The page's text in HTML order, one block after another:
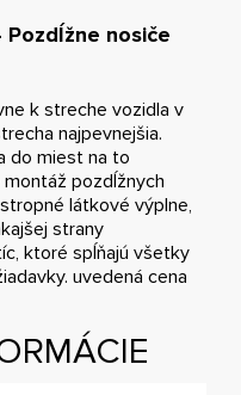
nosiče
k streche vozidla v
najpevnejšia.
do miest na to
pozdĺžnych
látkové výplne,
strany
ktoré spĺňajú všetky
uvedená cena